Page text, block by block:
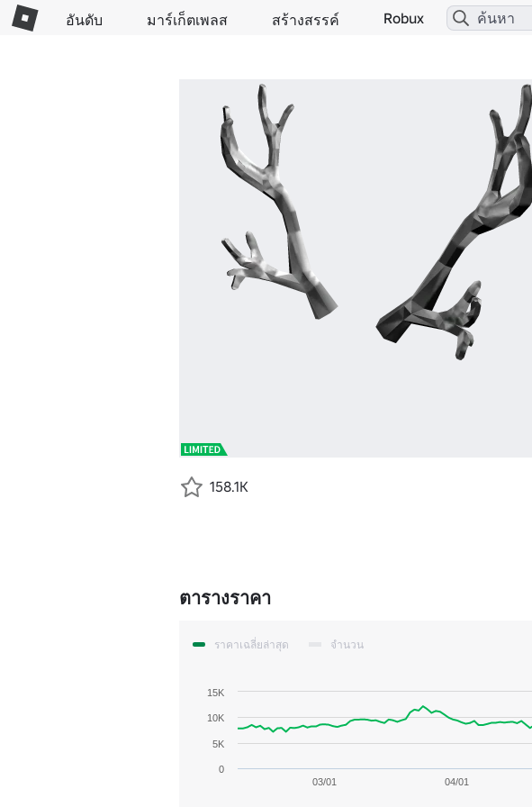
อันดับ มาร์เก็ตเพลส สร้างสรรค์ Robux
158.1K
ตารางราคา
ราคาเฉลี่ยล่าสุด จำนวน
03/01 04/01
0
5K
10K
15K